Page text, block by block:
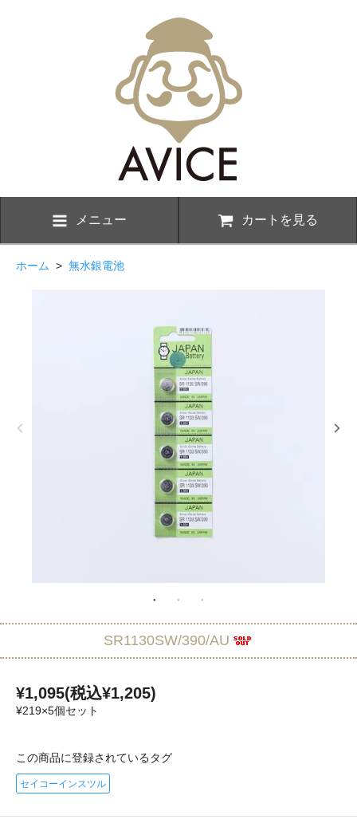
メニュー カートを見る
ホーム > 無水銀電池
SR1130SW/390/AU
¥1,095(税込¥1,205)
¥219×5個セット
この商品に登録されているタグ
セイコーインスツル